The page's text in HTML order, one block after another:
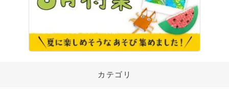
カテゴリ